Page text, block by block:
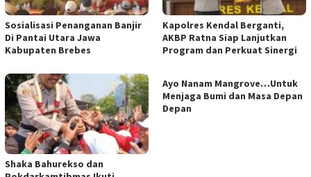
Sosialisasi Penanganan Banjir
Di Pantai Utara Jawa
Kabupaten Brebes
Kapolres Kendal Berganti,
AKBP Ratna Siap Lanjutkan
Program dan Perkuat Sinergi
​Shaka Bahurekso dan
Ayo Nanam Mangrove…Untuk
Menjaga Bumi dan Masa Depan
Depan